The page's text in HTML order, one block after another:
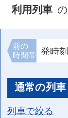
利用列車
前の
時間帯
通常の列車
列車で絞る